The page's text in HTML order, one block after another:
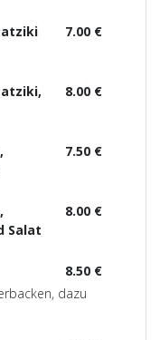
7.00 €
8.00 €
7.50 €
8.00 €
Salat
8.50 €
dazu